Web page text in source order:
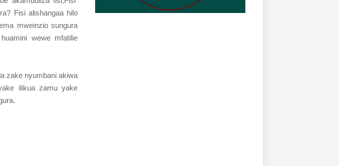
Fisi alishangaa hilo
mweinzio sungura
wewe mfatilie
zake nyumbani akiwa
ilikua zamu yake